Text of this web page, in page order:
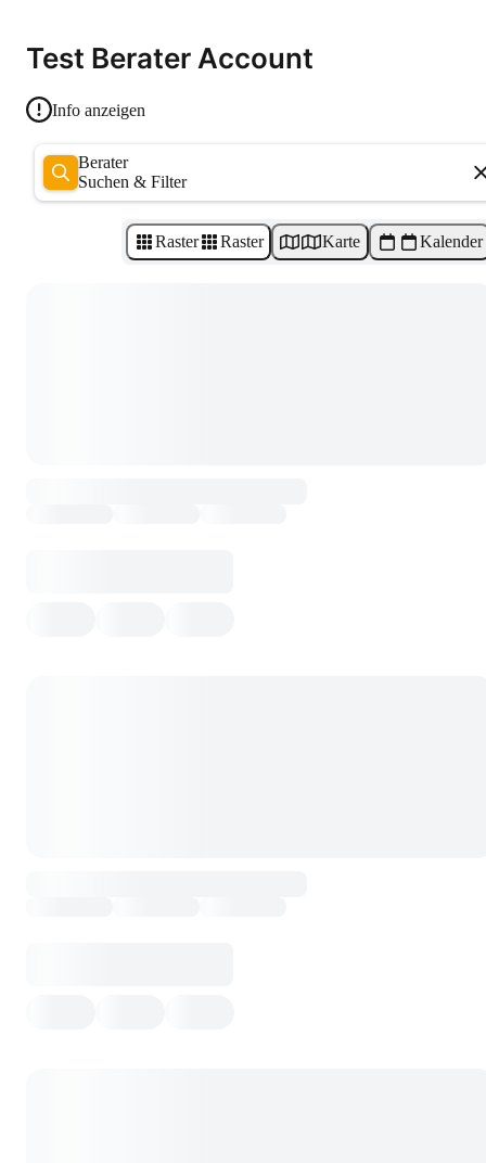
Test Berater Account
Info anzeigen
Berater
Suchen & Filter
Raster Raster Karte Kalender